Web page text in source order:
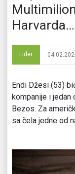
Harvarda…
Lider
Endi Džesi (53)
kompanije i jedan
Bezos. Za
sa čela jedne od